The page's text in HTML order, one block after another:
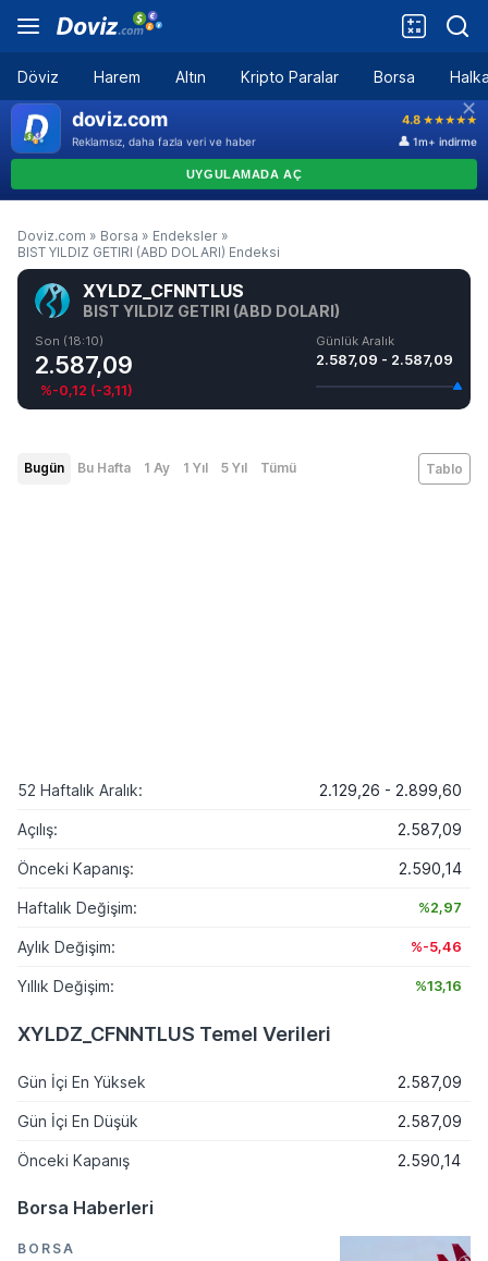
Döviz Harem Altın Kripto Paralar Borsa
Doviz.com » Borsa » Endeksler »
BIST YILDIZ GETIRI (ABD DOLARI) Endeksi
XYLDZ_CFNNTLUS
BIST YILDIZ GETIRI (ABD DOLARI)
Son (18:10)
2.587,09
%-0,12 (-3,11)
Günlük Aralık
2.587,09 - 2.587,09
Bugün Bu Hafta 1 Ay 1 Yıl 5 Yıl Tümü Tablo
52 Haftalık Aralık: 2.129,26 - 2.899,60
Açılış: 2.587,09
Önceki Kapanış: 2.590,14
Haftalık Değişim: %2,97
Aylık Değişim: %-5,46
Yıllık Değişim: %13,16
XYLDZ_CFNNTLUS Temel Verileri
Gün İçi En Yüksek 2.587,09
Gün İçi En Düşük 2.587,09
Önceki Kapanış 2.590,14
Borsa Haberleri
BORSA